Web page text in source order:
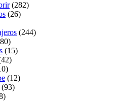
(282)
(26)
(244)
(15)
(12)
(93)